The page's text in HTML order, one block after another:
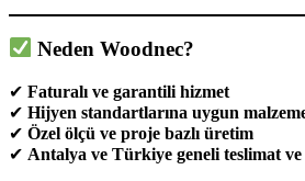
Neden Woodnec?
✔ Faturalı ve garantili hizmet
✔ Hijyen standartlarına uygun
✔ Özel ölçü ve proje bazlı üretim
✔ Antalya ve Türkiye geneli teslimat